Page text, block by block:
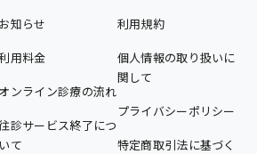
お知らせ
用料金
オンライン診療の流れ
診サービス終了につ
いて
利用規約
個人情報の取り扱いに
関して
プライバシーポリシー
特定商取引法に基づく